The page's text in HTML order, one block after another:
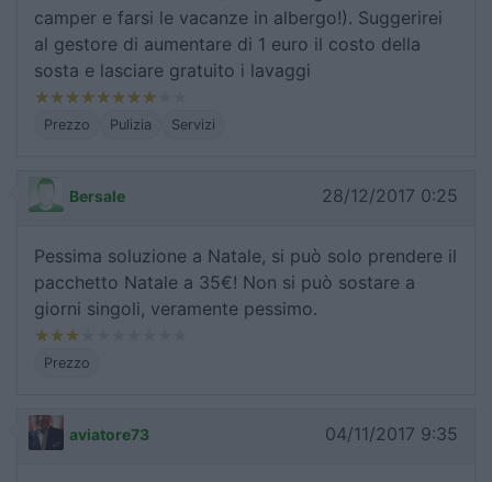
camper e farsi le vacanze in albergo!). Suggerirei
al gestore di aumentare di 1 euro il costo della
sosta e lasciare gratuito i lavaggi
Prezzo Pulizia Servizi
Bersale 28/12/2017 0:25
Pessima soluzione a Natale, si può solo prendere il
pacchetto Natale a 35€! Non si può sostare a
giorni singoli, veramente pessimo.
Prezzo
aviatore73 04/11/2017 9:35